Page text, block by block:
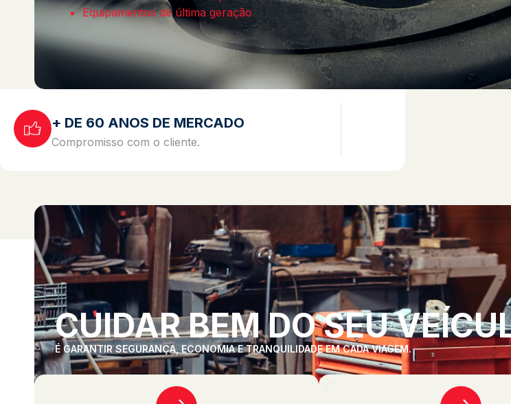
Equipamentos de última geração
+ DE 60 ANOS DE MERCADO
Compromisso com o cliente.
CUIDAR BEM DO SEU
É GARANTIR SEGURANÇA, ECONOMIA E TRANQUILIDADE EM CADA VIAGEM.